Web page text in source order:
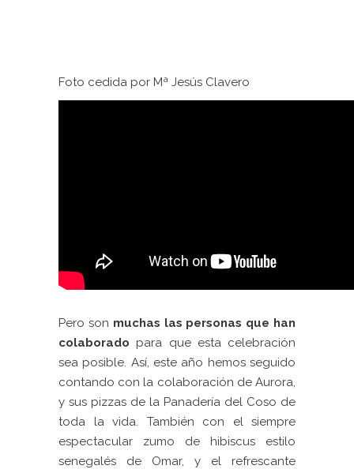
Foto cedida por Mª Jesús Clavero
Pero son muchas las personas que han
colaborado para que esta celebración
sea posible. Así, este año hemos seguido
contando con la colaboración de Aurora,
y sus pizzas de la Panadería del Coso de
toda la vida. También con el siempre
espectacular zumo de hibiscus estilo
senegalés de Omar, y el refrescante